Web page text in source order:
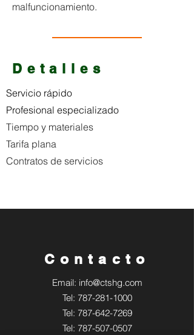
malfuncionamiento.
Detalles
Servicio rápido
Profesional especializado
Tiempo y materiales
Tarifa plana
Contratos de servicios
Contacto
Email: info@ctshg.com
Tel: 787-281-1000
Tel: 787-642-7269
Tel: 787-507-0507